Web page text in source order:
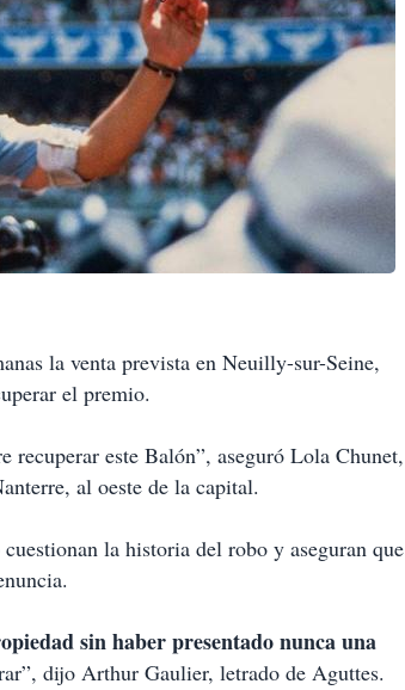
la venta prevista en Neuilly-sur-Seine,
el premio.
este Balón”, aseguró Lola Chunet,
al oeste de la capital.
la historia del robo y aseguran que
sin haber presentado nunca una
dijo Arthur Gaulier, letrado de Aguttes.